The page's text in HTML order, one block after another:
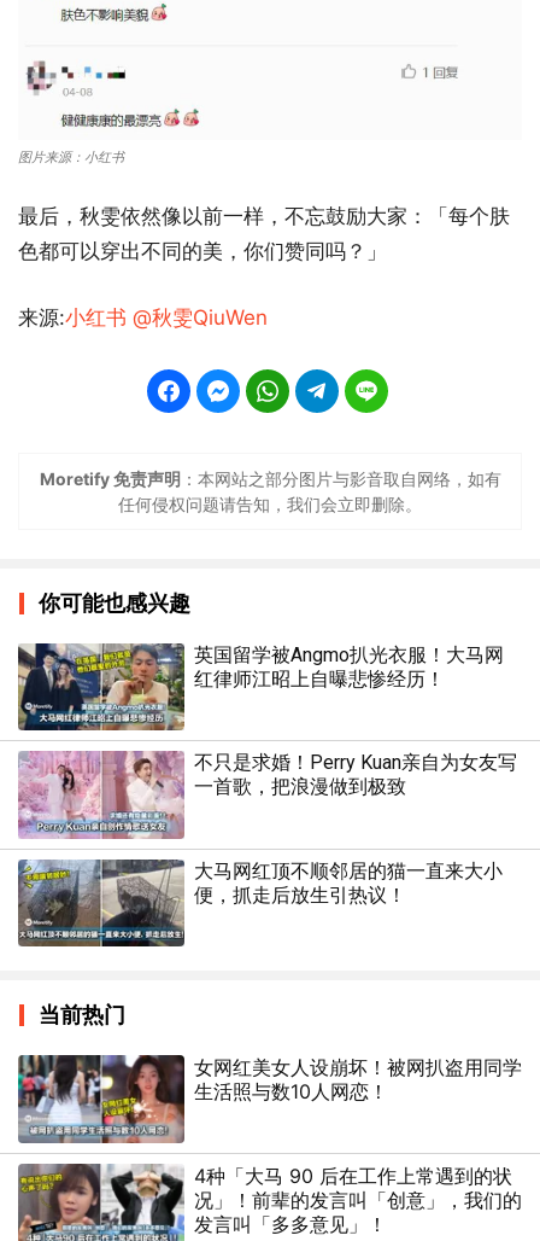
图片来源：小红书
最后，秋雯依然像以前一样，不忘鼓励大家：「每个肤
色都可以穿出不同的美，你们赞同吗？」
来源:小红书 @秋雯QiuWen
Moretify 免责声明 ：本网站之部分图片与影音取自网络，如有
任何侵权问题请告知，我们会立即删除。
你可能也感兴趣
英国留学被Angmo扒光衣服！大马网
红律师江昭上自曝悲惨经历！
不只是求婚！Perry Kuan亲自为女友写
一首歌，把浪漫做到极致
大马网红顶不顺邻居的猫一直来大小
便，抓走后放生引热议！
当前热门
女网红美女人设崩坏！被网扒盗用同学
生活照与数10人网恋！
4种「大马 90 后在工作上常遇到的状
况」！前辈的发言叫「创意」，我们的
发言叫「多多意见」！